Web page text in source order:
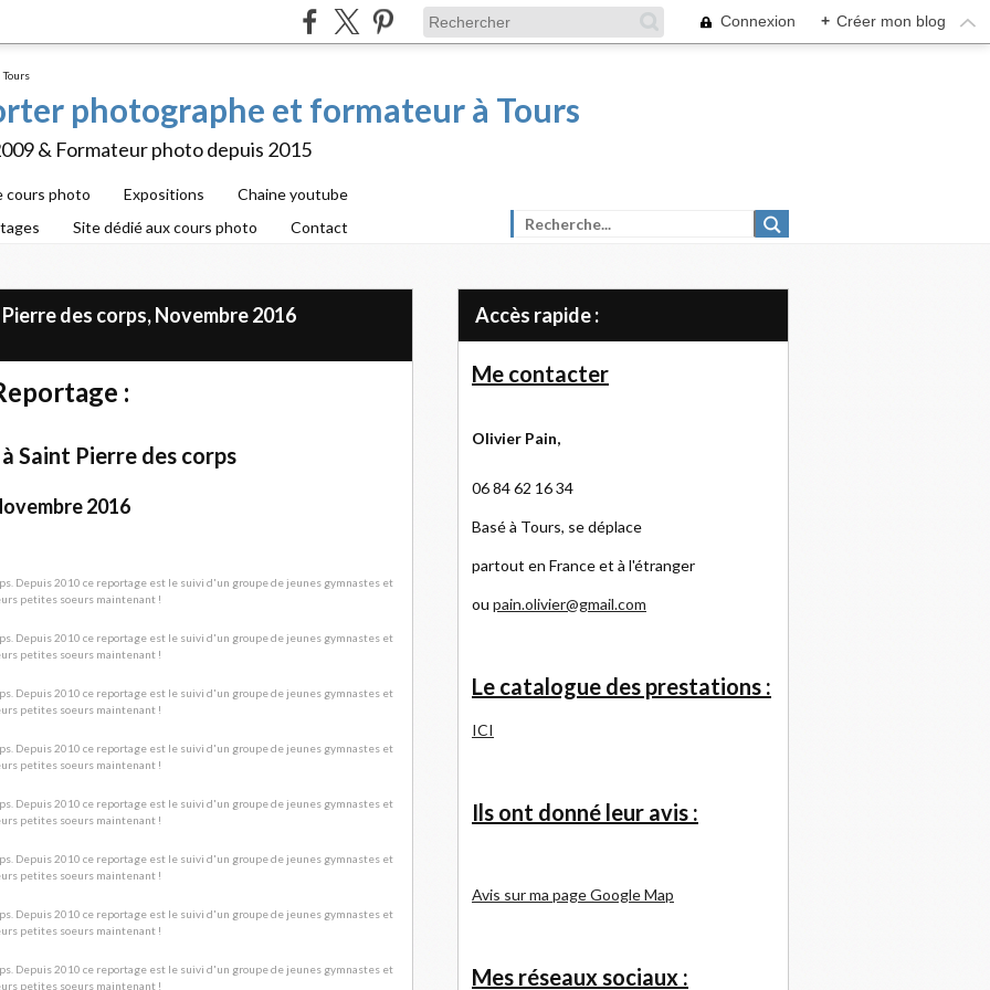
Connexion + Créer mon blog
photographe et formateur à Tours
& Formateur photo depuis 2015
cours photo Expositions
Chaine youtube
Site dédié aux cours photo Contact
des corps, Novembre 2016
:
Saint Pierre des corps
2016
Accès rapide :
Me contacter
Olivier Pain,
06 84 62 16 34
Basé à Tours, se déplace
partout en France et à l'étranger
ou pain.olivier@gmail.com
Le catalogue des prestations :
ICI
Ils ont donné leur avis :
Avis sur ma page Google Map
Mes réseaux sociaux :